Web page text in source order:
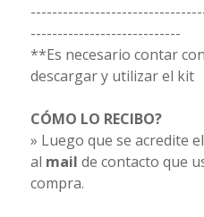
----------------------------
**Es necesario contar
descargar y utilizar el kit
CÓMO LO RECIBO?
» Luego que se acredite
al mail de contacto que
compra.